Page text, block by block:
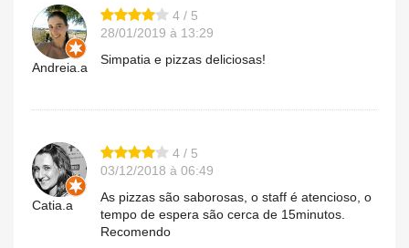
Andreia.a
4 / 5
28/01/2019 à 13:29
Simpatia e pizzas deliciosas!
Catia.a
4 / 5
03/12/2018 à 06:49
As pizzas são saborosas, o staff é atencioso, o
tempo de espera são cerca de 15minutos.
Recomendo